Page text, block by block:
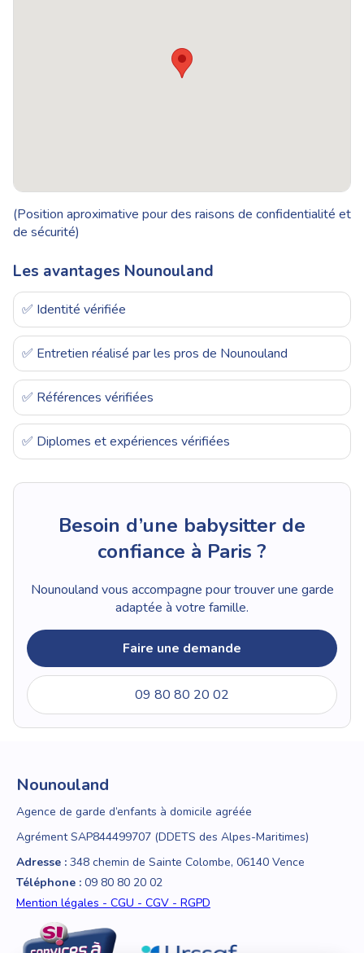
(Position aproximative pour des raisons de confidentialité et
de sécurité)
Les avantages Nounouland
✅ Identité vérifiée
✅ Entretien réalisé par les pros de Nounouland
✅ Références vérifiées
✅ Diplomes et expériences vérifiées
Besoin d’une babysitter de
confiance à Paris ?
Nounouland vous accompagne pour trouver une garde
adaptée à votre famille.
Faire une demande
09 80 80 20 02
Nounouland
Agence de garde d’enfants à domicile agréée
Agrément SAP844499707 (DDETS des Alpes-Maritimes)
Adresse : 348 chemin de Sainte Colombe, 06140 Vence
Téléphone : 09 80 80 20 02
Mention légales - CGU - CGV - RGPD